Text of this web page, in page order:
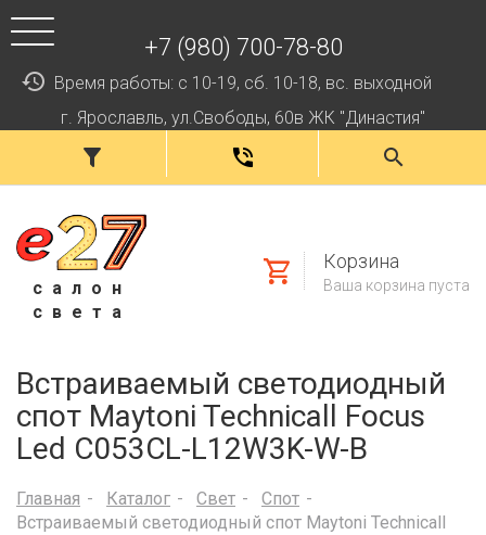
+7 (980) 700-78-80
Время работы: с 10-19, сб. 10-18, вс. выходной
г. Ярославль, ул.Свободы, 60в ЖК "Династия"
салон
света
Корзина
Ваша корзина пуста
Встраиваемый светодиодный
спот Maytoni Technicall Focus
Led C053CL-L12W3K-W-B
Главная Каталог Свет
Спот
Встраиваемый светодиодный спот Maytoni Technicall